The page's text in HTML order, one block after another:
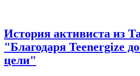
История активиста из
"Благодаря Teenergize
цели"